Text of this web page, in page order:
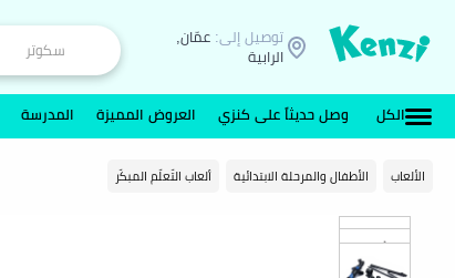
توصيل إلى: عمّان,
الرابية
الكل وصل حديثاً على كنزي العروض المميزة المدرسة
الألعاب الأطفال والمرحلة الابتدائية ألعاب التّعلّم المبكّر